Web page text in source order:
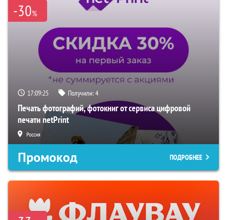
-30%
17:09:24 Получили:4
Печать фотографий, фотокниг от сервиса цифровой
печати netPrint
Россия
Промокод ПОДРОБНЕЕ